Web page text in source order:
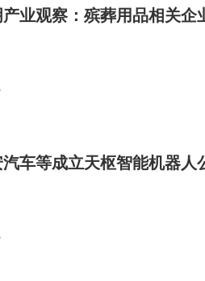
业观察：殡葬用品相关
车等成立天枢智能机器人